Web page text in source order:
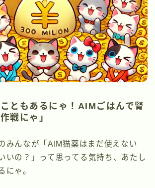
こともあるにゃ！AIMごはんで腎
戦にゃ」
みんなが「AIM猫薬はまだ使えない
いの？」って思ってる気持ち、あたし
にゃ。